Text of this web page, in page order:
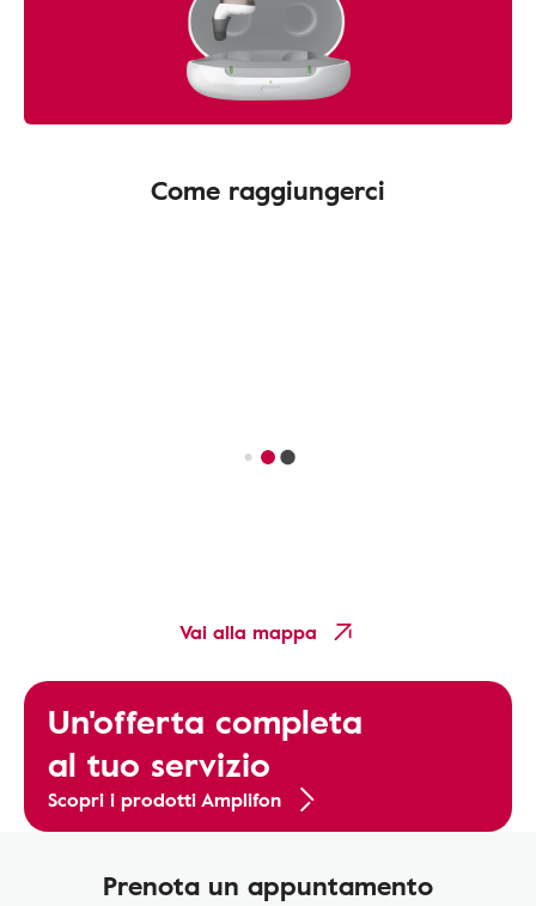
Come raggiungerci
Vai alla mappa
Un'offerta completa
al tuo servizio
Scopri i prodotti Amplifon
Prenota un appuntamento